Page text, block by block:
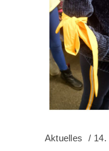
Aktuelles 14.